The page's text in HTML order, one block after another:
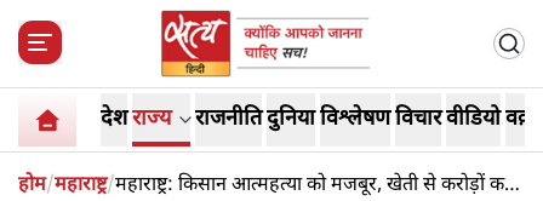
देशराज्य राजनीतिदुनियाविश्लेषणविचारवीडियो
होम/महाराष्ट्र/महाराष्ट्र: किसान आत्महत्या को मजबूर, खेती से करोड़ों कमा